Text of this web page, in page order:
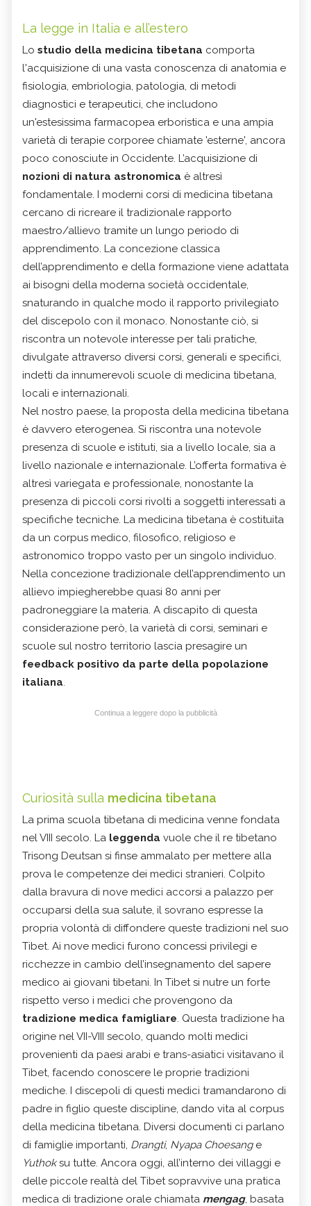
La legge in Italia e all’estero
Lo studio della medicina tibetana comporta
l'acquisizione di una vasta conoscenza di anatomia e
fisiologia, embriologia, patologia, di metodi
diagnostici e terapeutici, che includono
un'estesissima farmacopea erboristica e una ampia
varietà di terapie corporee chiamate 'esterne', ancora
poco conosciute in Occidente. L’acquisizione di
nozioni di natura astronomica è altresì
fondamentale. I moderni corsi di medicina tibetana
cercano di ricreare il tradizionale rapporto
maestro/allievo tramite un lungo periodo di
apprendimento. La concezione classica
dell’apprendimento e della formazione viene adattata
ai bisogni della moderna società occidentale,
snaturando in qualche modo il rapporto privilegiato
del discepolo con il monaco. Nonostante ciò, si
riscontra un notevole interesse per tali pratiche,
divulgate attraverso diversi corsi, generali e specifici,
indetti da innumerevoli scuole di medicina tibetana,
locali e internazionali.
Nel nostro paese, la proposta della medicina tibetana
è davvero eterogenea. Si riscontra una notevole
presenza di scuole e istituti, sia a livello locale, sia a
livello nazionale e internazionale. L’offerta formativa è
altresì variegata e professionale, nonostante la
presenza di piccoli corsi rivolti a soggetti interessati a
specifiche tecniche. La medicina tibetana è costituita
da un corpus medico, filosofico, religioso e
astronomico troppo vasto per un singolo individuo.
Nella concezione tradizionale dell’apprendimento un
allievo impiegherebbe quasi 80 anni per
padroneggiare la materia. A discapito di questa
considerazione però, la varietà di corsi, seminari e
scuole sul nostro territorio lascia presagire un
feedback positivo da parte della popolazione
italiana.
Continua a leggere dopo la pubblicità
Curiosità sulla medicina tibetana
La prima scuola tibetana di medicina venne fondata
nel VIII secolo. La leggenda vuole che il re tibetano
Trisong Deutsan si finse ammalato per mettere alla
prova le competenze dei medici stranieri. Colpito
dalla bravura di nove medici accorsi a palazzo per
occuparsi della sua salute, il sovrano espresse la
propria volontà di diffondere queste tradizioni nel suo
Tibet. Ai nove medici furono concessi privilegi e
ricchezze in cambio dell’insegnamento del sapere
medico ai giovani tibetani. In Tibet si nutre un forte
rispetto verso i medici che provengono da
tradizione medica famigliare. Questa tradizione ha
origine nel VII-VIII secolo, quando molti medici
provenienti da paesi arabi e trans-asiatici visitavano il
Tibet, facendo conoscere le proprie tradizioni
mediche. I discepoli di questi medici tramandarono di
padre in figlio queste discipline, dando vita al corpus
della medicina tibetana. Diversi documenti ci parlano
di famiglie importanti, Drangti, Nyapa Choesange
Yuthoksu tutte. Ancora oggi, all’interno dei villaggi e
delle piccole realtà del Tibet sopravvive una pratica
medica di tradizione orale chiamata mengag, basata